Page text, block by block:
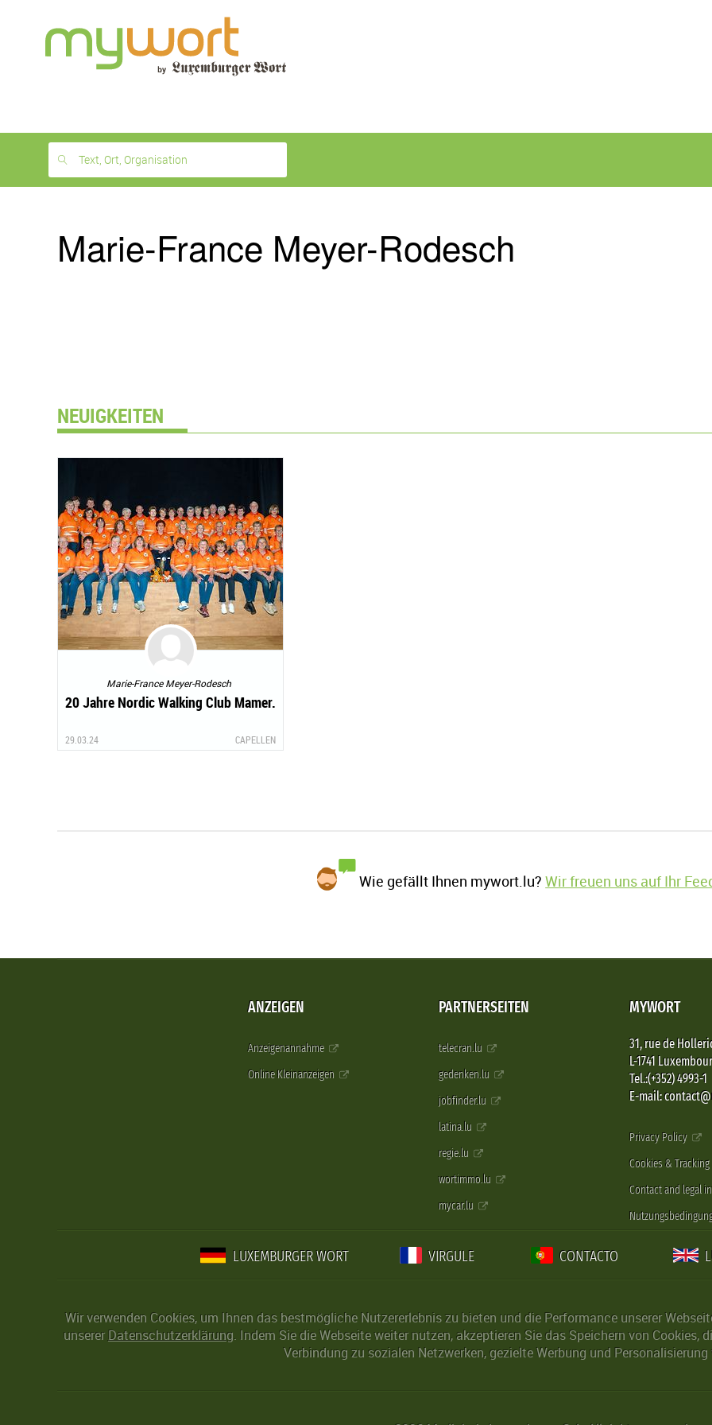
month
free
Text, Ort, Organisation
Marie-France Meyer-Rodesch
NEUIGKEITEN
Marie-France Meyer-Rodesch
20 Jahre Nordic Walking Club Mamer.
29.03.24 CAPELLEN
Wie gefällt Ihnen mywort.lu?Wir freuen uns auf Ihr
ANZEIGEN
Anzeigenannahme
Online Kleinanzeigen
PARTNERSEITEN
telecran.lu
gedenken.lu
jobfinder.lu
latina.lu
regie.lu
wortimmo.lu
mycar.lu
MYWORT
31, rue de
L-1741
Tel.:(+352) 4993-1
E-mail:
Privacy Policy
Cookies & Tracking
Contact and legal
LUXEMBURGER WORT VIRGULE CONTACTO
Wir verwenden Cookies, um Ihnen das bestmögliche Nutzererlebnis zu bieten und die Performance unserer
unserer Datenschutzerklärung. Indem Sie die Webseite weiter nutzen, akzeptieren Sie das Speichern von
Verbindung zu sozialen Netzwerken, gezielte Werbung und